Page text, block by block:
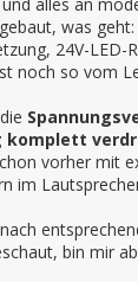
was geht:
24V-LED-
noch so vom
komplett
vorher mit
im
bin mir